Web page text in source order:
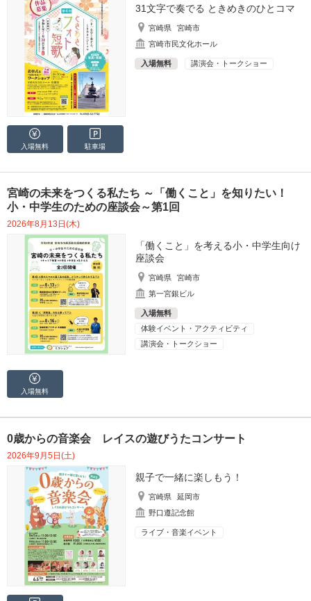
31文字で奏でる ときめきのひとコマ
宮崎県
宮崎市
宮崎市民文化ホール
入場無料 講演会・トークショー
入場無料 駐車場
宮崎の未来をつくる私たち ～「働くこと」を知りたい！
小・中学生のための座談会～第1回
2026年8月13日(木)
「働くこと」を考える小・中学生向け
座談会
宮崎県
宮崎市
第一宮銀ビル
入場無料
体験イベント・アクティビティ
講演会・トークショー
入場無料
0歳からの音楽会 レイスの遊びうたコンサート
2026年9月5日(土)
親子で一緒に楽しもう！
宮崎県
延岡市
野口遵記念館
ライブ・音楽イベント